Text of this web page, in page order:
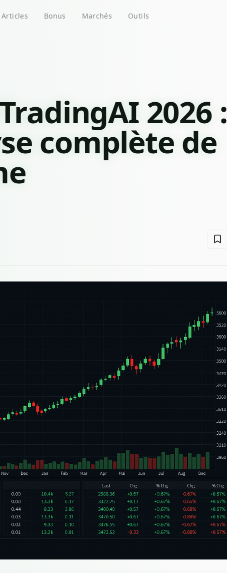
Articles Bonus Marchés Outils
2026 :
complète de